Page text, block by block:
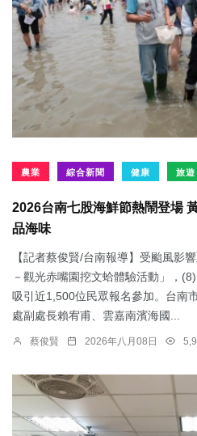
農業 綜合新聞 健康 旅遊
2026台南七股海鮮節熱鬧登場
品海味
【記者蔡俊賢/台南報導】受颱風影
－觀光赤嘴園挖文蛤體驗活動」，
吸引近1,500位民眾報名參加。台南
處副處長賴宥甫、雲嘉南濱海國...
蔡俊賢 2026年八月08日